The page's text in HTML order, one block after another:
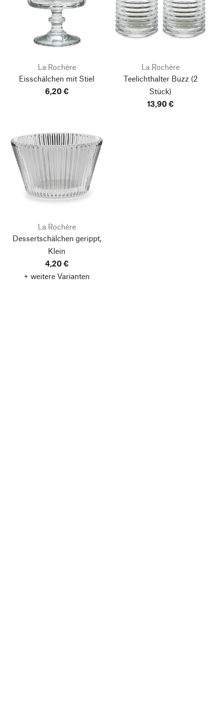
La Rochère
Eisschälchen mit Stiel
6,20 €
La Rochère
Teelichthalter Buzz (2
Stück)
13,90 €
La Rochère
Dessertschälchen gerippt,
Klein
4,20 €
+ weitere Varianten